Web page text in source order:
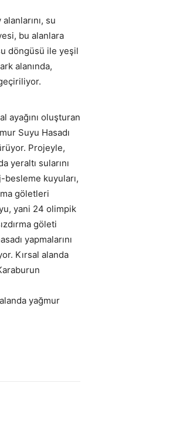
su
bu alanlara
döngüsü ile yeşil
alanında,
ayağını oluşturan
Suyu Hasadı
Projeyle,
yeraltı sularını
kuyuları,
göletleri
yani 24 olimpik
göleti
yapmalarını
Kırsal alanda
yağmur